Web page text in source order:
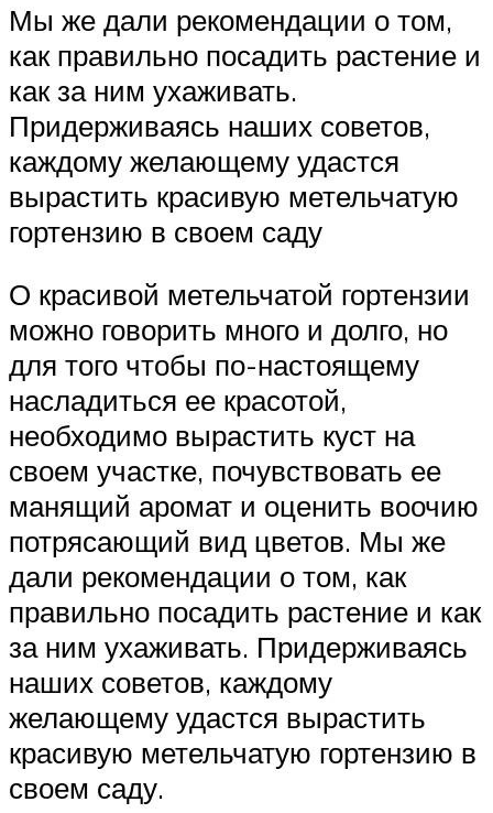
Мы же дали рекомендации о том,
как правильно посадить растение и
как за ним ухаживать.
Придерживаясь наших советов,
каждому желающему удастся
вырастить красивую метельчатую
гортензию в своем саду
О красивой метельчатой гортензии
можно говорить много и долго, но
для того чтобы по-настоящему
насладиться ее красотой,
необходимо вырастить куст на
своем участке, почувствовать ее
манящий аромат и оценить воочию
потрясающий вид цветов. Мы же
дали рекомендации о том, как
правильно посадить растение и как
за ним ухаживать. Придерживаясь
наших советов, каждому
желающему удастся вырастить
красивую метельчатую гортензию в
своем саду.